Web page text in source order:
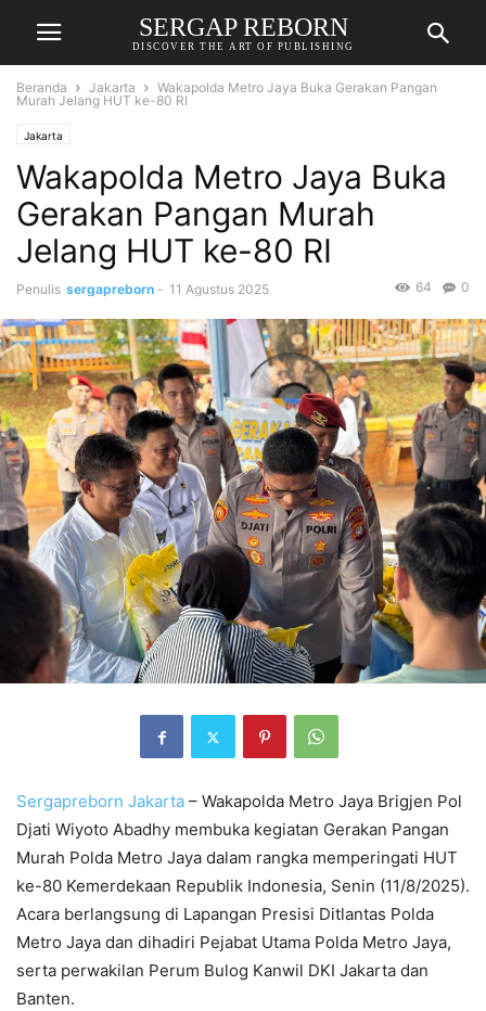
SERGAP REBORN
DISCOVER THE ART OF PUBLISHING
Beranda Jakarta
Wakapolda Metro Jaya Buka Gerakan Pangan
Murah Jelang HUT ke-80 RI
Jakarta
Wakapolda Metro Jaya Buka
Gerakan Pangan Murah
Jelang HUT ke-80 RI
Penulis sergapreborn - 11 Agustus 2025 0
64
Sergapreborn Jakarta – Wakapolda Metro Jaya Brigjen Pol
Djati Wiyoto Abadhy membuka kegiatan Gerakan Pangan
Murah Polda Metro Jaya dalam rangka memperingati HUT
ke-80 Kemerdekaan Republik Indonesia, Senin (11/8/2025).
Acara berlangsung di Lapangan Presisi Ditlantas Polda
Metro Jaya dan dihadiri Pejabat Utama Polda Metro Jaya,
serta perwakilan Perum Bulog Kanwil DKI Jakarta dan
Banten.